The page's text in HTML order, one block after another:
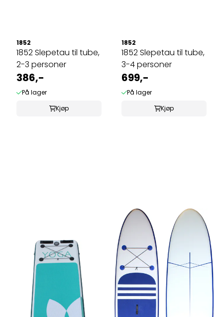
1852
1852 Slepetau til tube,
2-3 personer
386,-
På lager
Kjøp
1852
1852 Slepetau til tube,
3-4 personer
699,-
På lager
Kjøp